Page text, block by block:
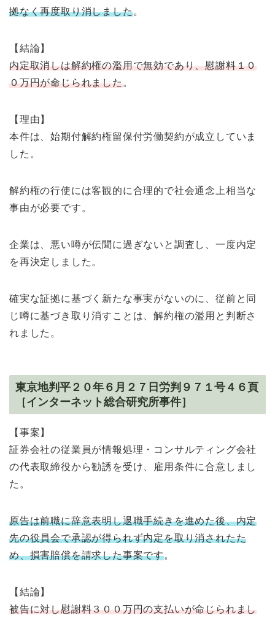
拠なく再度取り消しました。
【結論】
内定取消しは解約権の濫用で無効であり、慰謝料１０
０万円が命じられました。
【理由】
本件は、始期付解約権留保付労働契約が成立していま
した。
解約権の行使には客観的に合理的で社会通念上相当な
事由が必要です。
企業は、悪い噂が伝聞に過ぎないと調査し、一度内定
を再決定しました。
確実な証拠に基づく新たな事実がないのに、従前と同
じ噂に基づき取り消すことは、解約権の濫用と判断さ
れました。
東京地判平２０年６月２７日労判９７１号４６頁
［インターネット総合研究所事件］
【事案】
証券会社の従業員が情報処理・コンサルティング会社
の代表取締役から勧誘を受け、雇用条件に合意しまし
た。
原告は前職に辞意表明し退職手続きを進めた後、内定
先の役員会で承認が得られず内定を取り消されたた
め、損害賠償を請求した事案です。
【結論】
被告に対し慰謝料３００万円の支払いが命じられまし